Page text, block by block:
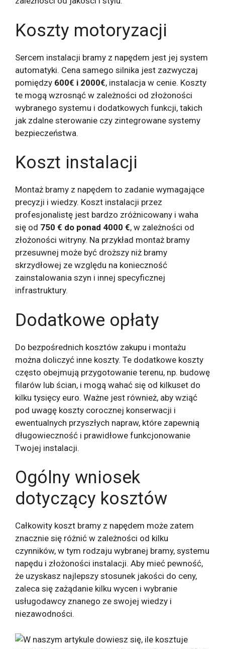
Koszty motoryzacji
Sercem instalacji bramy z napędem jest jej system
automatyki. Cena samego silnika jest zazwyczaj
pomiędzy 600€ i 2000€, instalacja w cenie. Koszty
te mogą wzrosnąć w zależności od złożoności
wybranego systemu i dodatkowych funkcji, takich
jak zdalne sterowanie czy zintegrowane systemy
bezpieczeństwa.
Koszt instalacji
Montaż bramy z napędem to zadanie wymagające
precyzji i wiedzy. Koszt instalacji przez
profesjonalistę jest bardzo zróżnicowany i waha
się od 750 € do ponad 4000 €, w zależności od
złożoności witryny. Na przykład montaż bramy
przesuwnej może być droższy niż bramy
skrzydłowej ze względu na konieczność
zainstalowania szyn i innej specyficznej
infrastruktury.
Dodatkowe opłaty
Do bezpośrednich kosztów zakupu i montażu
można doliczyć inne koszty. Te dodatkowe koszty
często obejmują przygotowanie terenu, np. budowę
filarów lub ścian, i mogą wahać się od kilkuset do
kilku tysięcy euro. Ważne jest również, aby wziąć
pod uwagę koszty corocznej konserwacji i
ewentualnych przyszłych napraw, które zapewnią
długowieczność i prawidłowe funkcjonowanie
Twojej instalacji.
Ogólny wniosek
dotyczący kosztów
Całkowity koszt bramy z napędem może zatem
znacznie się różnić w zależności od kilku
czynników, w tym rodzaju wybranej bramy, systemu
napędu i złożoności instalacji. Aby mieć pewność,
że uzyskasz najlepszy stosunek jakości do ceny,
zaleca się zażądanie kilku wycen i wybranie
usługodawcy znanego ze swojej wiedzy i
niezawodności.